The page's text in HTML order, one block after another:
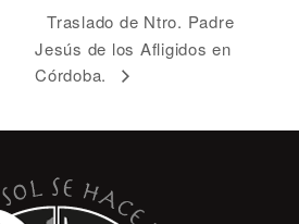
Traslado de Ntro. Padre
Jesús de los Afligidos en
Córdoba.